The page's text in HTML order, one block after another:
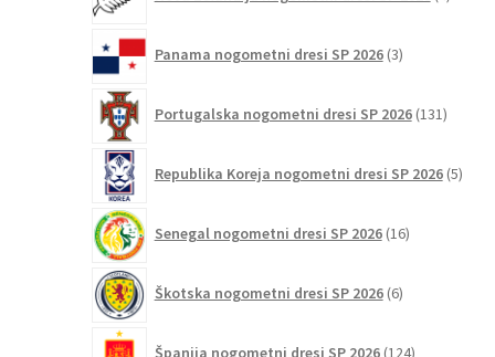
izdelki
Panama nogometni dresi SP 2026 3izdelki
Portugalska nogometni dresi SP 2026 131
Republika Koreja nogometni dresi SP 2026 5
Senegal nogometni dresi SP 2026 16izdelkov
Škotska nogometni dresi SP 2026 6izdelkov
Španija nogometni dresi SP 2026 124